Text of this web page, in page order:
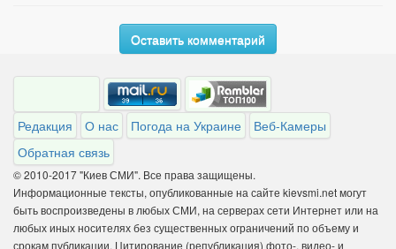
Оставить комментарий
Редакция О нас Погода на Украине
Веб-Камеры
Обратная связь
© 2010-2017 "Киев СМИ". Все права защищены.
Информационные тексты, опубликованные на сайте kievsmi.net могут
быть воспроизведены в любых СМИ, на серверах сети Интернет или на
любых иных носителях без существенных ограничений по объему и
срокам публикации. Цитирование (републикация) фото-, видео- и